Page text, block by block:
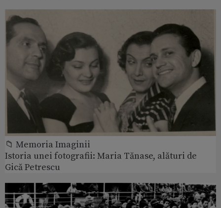
📁 Memoria Imaginii
Istoria unei fotografii: Maria Tănase, alături de
Gică Petrescu